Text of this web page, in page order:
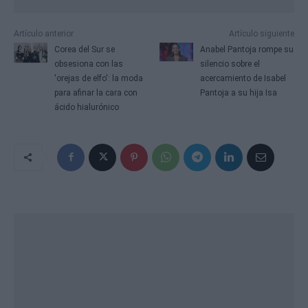
Artículo anterior
Corea del Sur se
obsesiona con las
'orejas de elfo': la moda
para afinar la cara con
ácido hialurónico
Artículo siguiente
Anabel Pantoja rompe su
silencio sobre el
acercamiento de Isabel
Pantoja a su hija Isa